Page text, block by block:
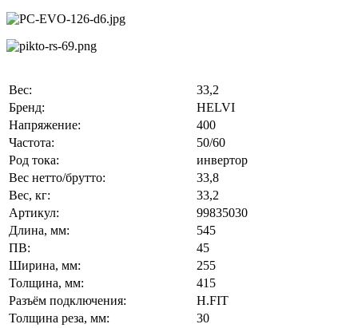
Вес:
33,2
Бренд:
HELVI
Напряжение:
400
Частота:
50/60
Род тока:
инвертор
Вес нетто/брутто:
33,8
Вес, кг:
33,2
Артикул:
99835030
Длина, мм:
545
ПВ:
45
Ширина, мм:
255
Толщина, мм:
415
Разъём подключения:
H.FIT
Толщина реза, мм:
30